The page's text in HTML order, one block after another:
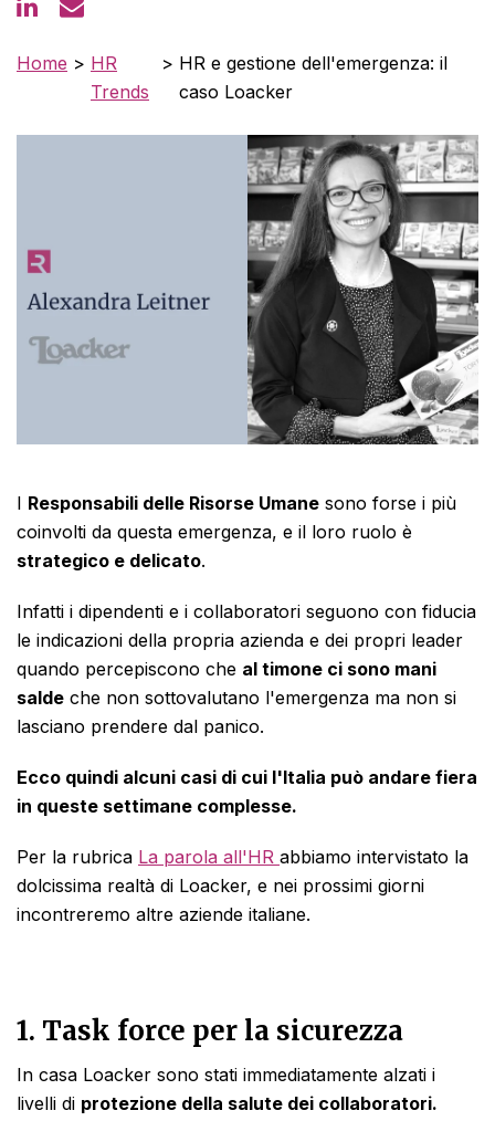
Home > HR
Trends
> HR e gestione dell'emergenza: il
caso Loacker
I Responsabili delle Risorse Umane sono forse i più
coinvolti da questa emergenza, e il loro ruolo è
strategico e delicato.
Infatti i dipendenti e i collaboratori seguono con fiducia
le indicazioni della propria azienda e dei propri leader
quando percepiscono che al timone ci sono mani
salde che non sottovalutano l'emergenza ma non si
lasciano prendere dal panico.
Ecco quindi alcuni casi di cui l'Italia può andare fiera
in queste settimane complesse.
Per la rubrica La parola all'HR abbiamo intervistato la
dolcissima realtà di Loacker, e nei prossimi giorni
incontreremo altre aziende italiane.
1. Task force per la sicurezza
In casa Loacker sono stati immediatamente alzati i
livelli di protezione della salute dei collaboratori.